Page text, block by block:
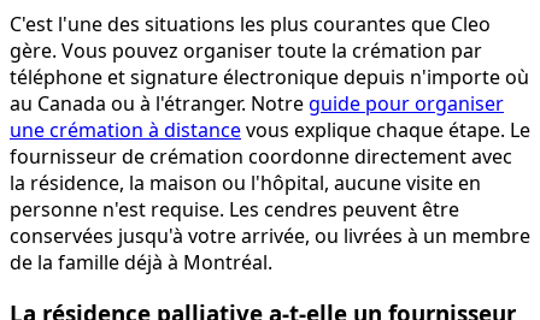
C'est l'une des situations les plus courantes que Cleo
gère. Vous pouvez organiser toute la crémation par
téléphone et signature électronique depuis n'importe où
au Canada ou à l'étranger. Notreguide pour organiser
une crémation à distancevous explique chaque étape. Le
fournisseur de crémation coordonne directement avec
la résidence, la maison ou l'hôpital, aucune visite en
personne n'est requise. Les cendres peuvent être
conservées jusqu'à votre arrivée, ou livrées à un membre
de la famille déjà à Montréal.
La résidence palliative a-t-elle un fournisseur